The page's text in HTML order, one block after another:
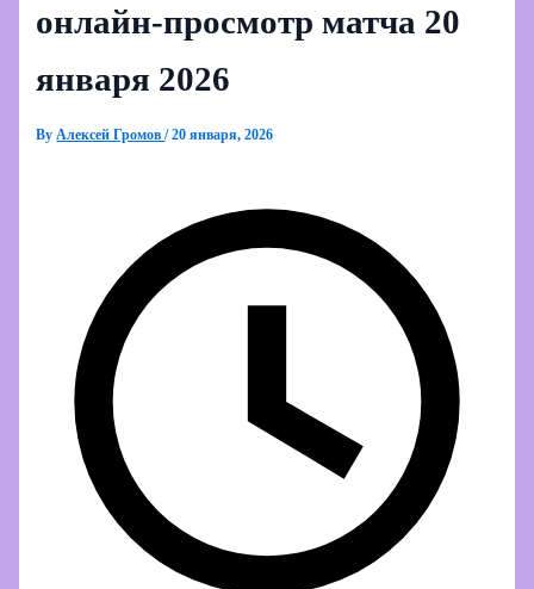
онлайн‑просмотр матча 20
января 2026
By Алексей Громов/20 января, 2026